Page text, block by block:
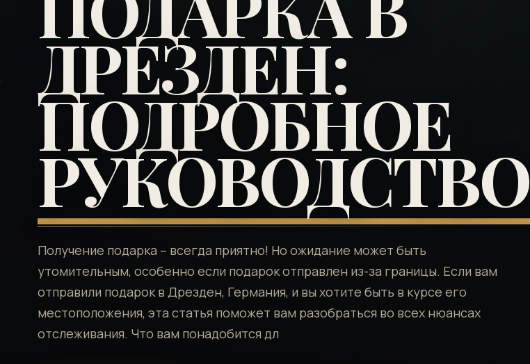
ДРЕЗДЕН:
ПОДРОБНОЕ
РУКОВОДСТВО
Получение подарка – всегда приятно! Но ожидание может быть
утомительным‚ особенно если подарок отправлен из-за границы. Если вам
отправили подарок в Дрезден‚ Германия‚ и вы хотите быть в курсе его
местоположения‚ эта статья поможет вам разобраться во всех нюансах
отслеживания. Что вам понадобится дл